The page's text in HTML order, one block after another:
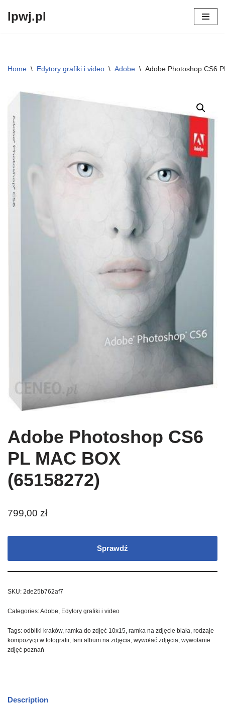
lpwj.pl
Home \ Edytory grafiki i video \ Adobe \ Adobe Photoshop CS6
Adobe Photoshop CS6
PL MAC BOX
(65158272)
799,00 zł
Sprawdź
SKU: 2de25b762af7
Categories:Adobe, Edytory grafiki i video
Tags: odbitki kraków, ramka do zdjęć 10x15, ramka na zdjęcie biała, rodzaje
kompozycji w fotografii, tani album na zdjęcia, wywołać zdjęcia, wywołanie
zdjęć poznań
Description